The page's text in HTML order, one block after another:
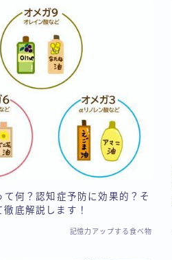
何？認知症予防に効果的？そ
底解説します！
記憶力アップする食べ物